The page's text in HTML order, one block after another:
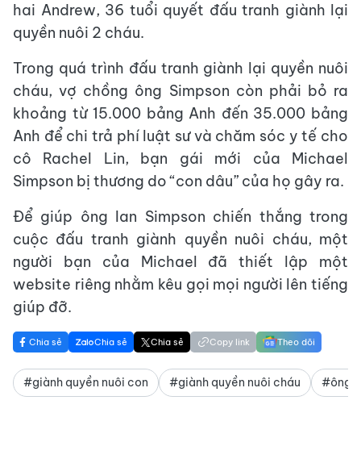
hai Andrew, 36 tuổi quyết đấu tranh giành lại
quyền nuôi 2 cháu.
Trong quá trình đấu tranh giành lại quyền nuôi
cháu, vợ chồng ông Simpson còn phải bỏ ra
khoảng từ 15.000 bảng Anh đến 35.000 bảng
Anh để chi trả phí luật sư và chăm sóc y tế cho
cô Rachel Lin, bạn gái mới của Michael
Simpson bị thương do “con dâu” của họ gây ra.
Để giúp ông Ian Simpson chiến thắng trong
cuộc đấu tranh giành quyền nuôi cháu, một
người bạn của Michael đã thiết lập một
website riêng nhằm kêu gọi mọi người lên tiếng
giúp đỡ.
Chia sẻ Chia sẻ Chia sẻ Copy link Theo dõi
#giành quyền nuôi con #giành quyền nuôi cháu #ông